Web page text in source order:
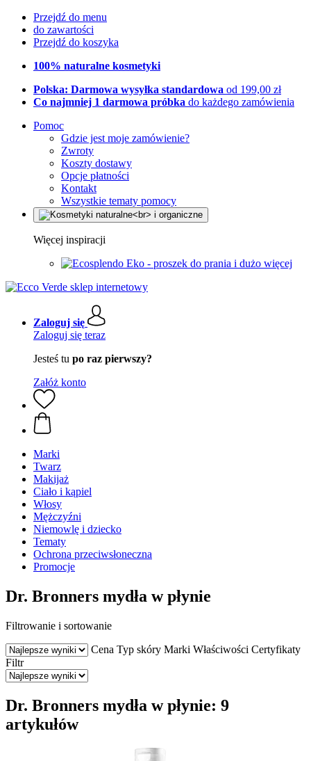
Przejdź do menu
do zawartości
Przejdź do koszyka
100% naturalne kosmetyki
Polska: Darmowa wysyłka standardowa od 199,00 zł
Co najmniej 1 darmowa próbka do każdego zamówienia
Pomoc
Gdzie jest moje zamówienie?
Zwroty
Koszty dostawy
Opcje płatności
Kontakt
Wszystkie tematy pomocy
Więcej inspiracji
Eko - proszek do prania i dużo więcej
Zaloguj się
Zaloguj się teraz
Jesteś tu po raz pierwszy?
Załóż konto
Marki
Twarz
Makijaż
Ciało i kąpiel
Włosy
Mężczyźni
Niemowlę i dziecko
Tematy
Ochrona przeciwsłoneczna
Promocje
Dr. Bronners mydła w płynie
Filtrowanie i sortowanie
Cena Typ skóry Marki Właściwości Certyfikaty
Filtr
Dr. Bronners mydła w płynie: 9
artykułów